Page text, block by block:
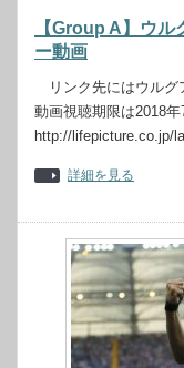
【Group A】ウ
ー動画
リンク先にはウルグ
動画視聴期限は2018
http://lifepicture.co.jp/
詳細を見る